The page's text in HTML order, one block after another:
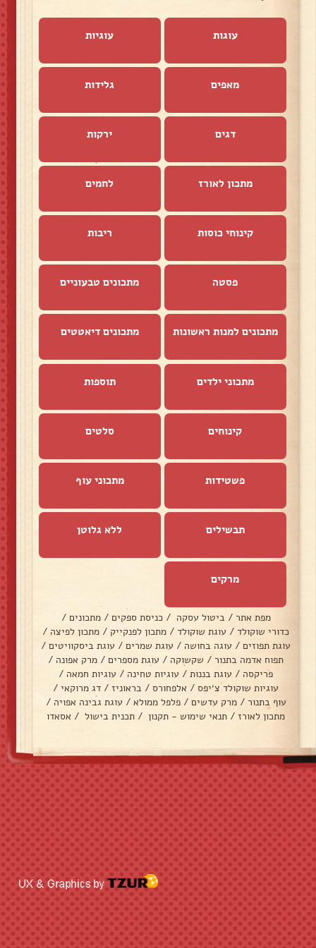
עוגות עוגיות
מאפים גלידות
דגים ירקות
מתכון לאורז לחמים
קינוחי כוסות ריבות
פסטה מתכונים טבעוניים
מתכונים למנות ראשונות מתכונים דיאטטים
מתכוני ילדים תוספות
קינוחים סלטים
פשטידות מתכוני עוף
תבשילים ללא גלוטן
מרקים
מפת אתר / ביטול עסקה / כניסת ספקים / מתכונים /
כדורי שוקולד / עוגת שוקולד / מתכון לפנקייק / מתכון לפיצה /
עוגת תפוזים / עוגה בחושה / עוגת שמרים / עוגת ביסקוויטים /
תפוח אדמה בתנור/ שקשוקה / עוגת מספרים / מרק אפונה /
פריקסה / עוגת בננות / עוגיות טחינה / עוגיות חמאה /
עוגיות שוקולד צ׳יפס / אלפחורס / בראוניז / דג מרוקאי /
עוף בתנור / מרק עדשים / פלפל ממולא / עוגת גבינה אפויה /
מתכון לאורז / תנאי שימוש - תקנון / תכנית בישול / אסאדו